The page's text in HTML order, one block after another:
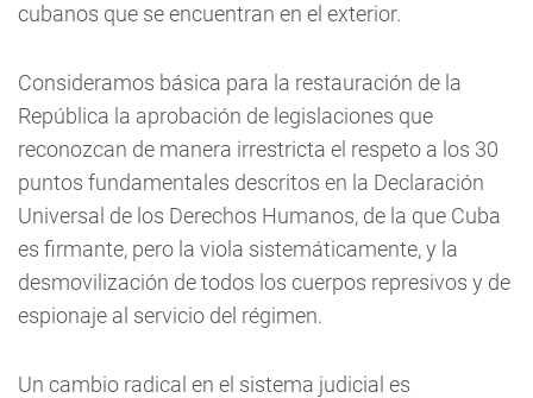
cubanos que se encuentran en el exterior.
Consideramos básica para la restauración de la
República la aprobación de legislaciones que
reconozcan de manera irrestricta el respeto a los 30
puntos fundamentales descritos en la Declaración
Universal de los Derechos Humanos, de la que Cuba
es firmante, pero la viola sistemáticamente, y la
desmovilización de todos los cuerpos represivos y de
espionaje al servicio del régimen.
Un cambio radical en el sistema judicial es